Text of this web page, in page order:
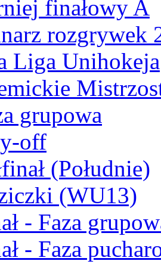
finałowy A
rozgrywek
Liga Unihokeja
grupowa
off
(Południe)
(WU13)
- Faza
- Faza